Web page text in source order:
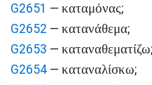
G2651 — καταμόνας;
G2652 — κατανάθεμα;
G2653 — καταναθεματίζω;
G2654 — καταναλίσκω;